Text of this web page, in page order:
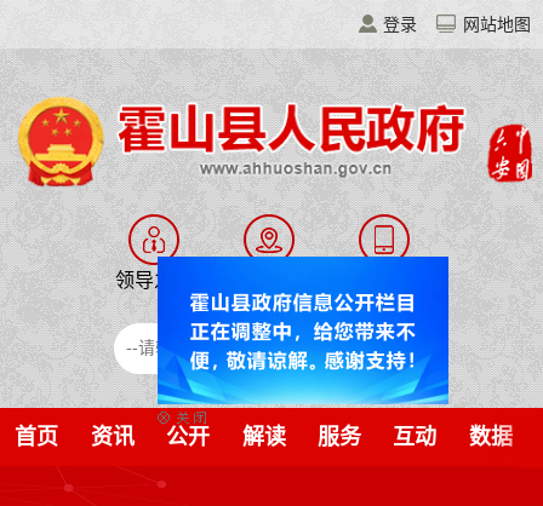
登录 网站地图
领导之窗
霍山智搜
首页 资讯 公开 解读 服务 互动 数据